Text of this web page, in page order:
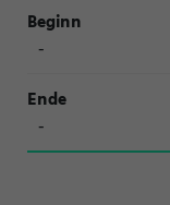
-
-